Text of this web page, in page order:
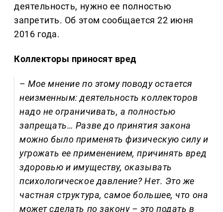
деятельность, нужно ее полностью
запретить. Об этом сообщается 22 июня
2016 года.
Коллекторы приносят вред
– Мое мнение по этому поводу остается
неизменным: деятельность коллекторов
надо не ограничивать, а полностью
запрещать… Разве до принятия закона
можно было применять физическую силу и
угрожать ее применением, причинять вред
здоровью и имуществу, оказывать
психологическое давление? Нет. Это же
частная структура, самое большее, что она
может сделать по закону – это подать в